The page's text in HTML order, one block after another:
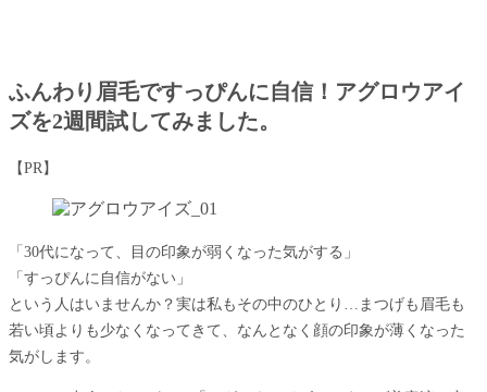
ふんわり眉毛ですっぴんに自信！アグロウアイ
ズを2週間試してみました。
【PR】
「30代になって、目の印象が弱くなった気がする」
「すっぴんに自信がない」
という人はいませんか？実は私もその中のひとり…まつげも眉毛も
若い頃よりも少なくなってきて、なんとなく顔の印象が薄くなった
気がします。